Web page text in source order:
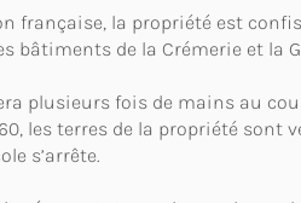
française, la propriété est
bâtiments de la Crémerie et la
plusieurs fois de mains au
les terres de la propriété
s’arrête.